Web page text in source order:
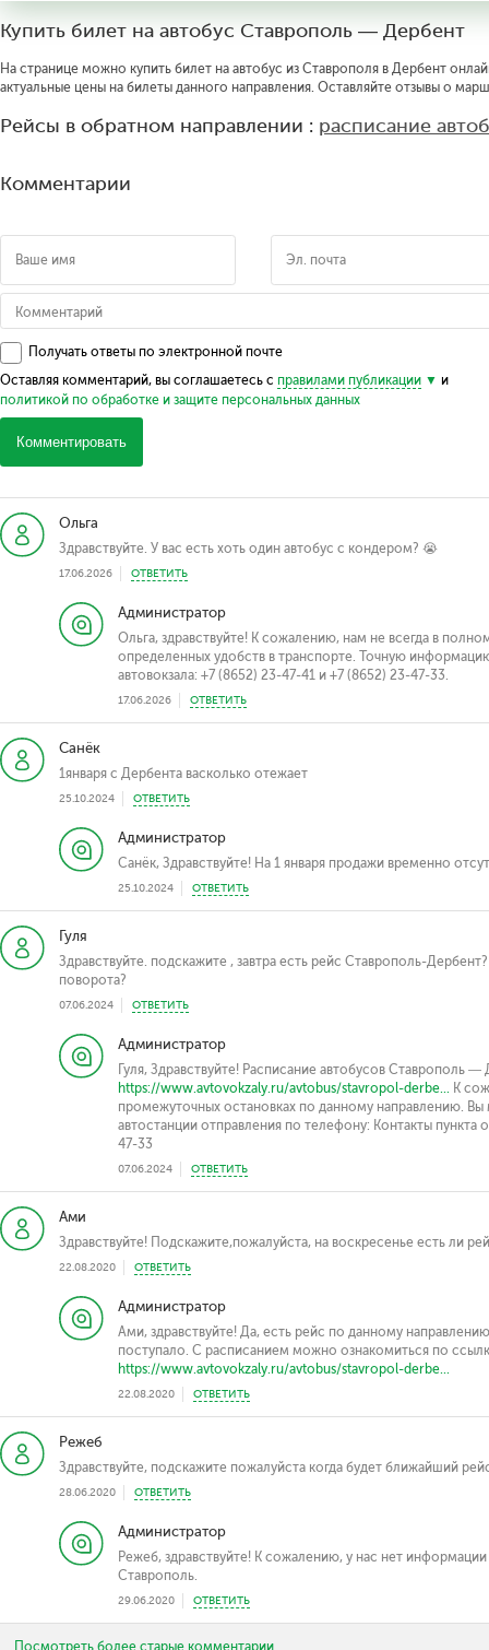
Купить билет на автобус Ставрополь — Дербент
На странице можно купить билет на автобус из Ставрополя в Дербент
актуальные цены на билеты данного направления. Оставляйте отзывы о
Рейсы в обратном направлении : расписание
Комментарии
Получать ответы по электронной почте
Оставляя комментарий, вы соглашаетесь с правилами публикации
и
политикой по обработке и защите персональных данных
Комментировать
Ольга
Здравствуйте. У вас есть хоть один автобус с кондером? 😭
17.06.2026 ОТВЕТИТЬ
Администратор
Ольга, здравствуйте! К сожалению, нам не всегда в
определенных удобств в транспорте. Точную
автовокзала: +7 (8652) 23-47-41 и +7 (8652) 23-47-33.
17.06.2026 ОТВЕТИТЬ
Санёк
1января с Дербента васколько отежает
25.10.2024 ОТВЕТИТЬ
Администратор
Санёк, Здравствуйте! На 1 января продажи временно
25.10.2024 ОТВЕТИТЬ
Гуля
Здравствуйте. подскажите , завтра есть рейс Ставрополь-
поворота?
07.06.2024 ОТВЕТИТЬ
Администратор
Гуля, Здравствуйте! Расписание автобусов Ставрополь
https://www.avtovokzaly.ru/avtobus/stavropol-derbe... К
промежуточных остановках по данному направлению.
автостанции отправления по телефону: Контакты пункта
47-33
07.06.2024 ОТВЕТИТЬ
Ами
Здравствуйте! Подскажите,пожалуйста, на воскресенье есть ли
22.08.2020 ОТВЕТИТЬ
Администратор
Ами, здравствуйте! Да, есть рейс по данному
поступало. С расписанием можно ознакомиться по
https://www.avtovokzaly.ru/avtobus/stavropol-derbe...
22.08.2020 ОТВЕТИТЬ
Режеб
Здравствуйте, подскажите пожалуйста когда будет ближайший
28.06.2020 ОТВЕТИТЬ
Администратор
Режеб, здравствуйте! К сожалению, у нас нет
Ставрополь.
29.06.2020 ОТВЕТИТЬ
Посмотреть более старые комментарии